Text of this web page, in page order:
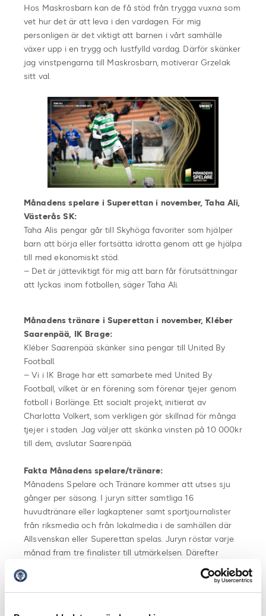
Hos Maskrosbarn kan de få stöd från trygga vuxna som
vet hur det är att leva i den vardagen. För mig
personligen är det viktigt att barnen i vårt samhälle
växer upp i en trygg och lustfylld vardag. Därför skänker
jag vinstpengarna till Maskrosbarn, motiverar Grzelak
sitt val.
Månadens spelare i Superettan i november, Taha Ali,
Västerås SK:
Taha Alis pengar går till Skyhöga favoriter som hjälper
barn att börja eller fortsätta idrotta genom att ge hjälpa
till med ekonomiskt stöd.
– Det är jätteviktigt för mig att barn får förutsättningar
att lyckas inom fotbollen, säger Taha Ali.
Månadens tränare i Superettan i november, Kléber
Saarenpää, IK Brage:
Kléber Saarenpää skänker sina pengar till United By
Football.
– Vi i IK Brage har ett samarbete med United By
Football, vilket är en förening som förenar tjejer genom
fotboll i Borlänge. Ett socialt projekt, initierat av
Charlotta Volkert, som verkligen gör skillnad för många
tjejer i staden. Jag väljer att skänka vinsten på 10 000kr
till dem, avslutar Saarenpää.
Fakta Månadens spelare/tränare:
Månadens Spelare och Tränare kommer att utses sju
gånger per säsong. I juryn sitter samtliga 16
huvudtränare eller lagkaptener samt sportjournalister
från riksmedia och från lokalmedia i de samhällen där
Allsvenskan eller Superettan spelas. Juryn röstar varje
månad fram tre finalister till utmärkelsen. Därefter
får supportrar möjlighet att rösta fram vilken av de tre
finalisterna som de anser ska vinna. En totalsumma
räknas sedan samman där media, lagkaptener och